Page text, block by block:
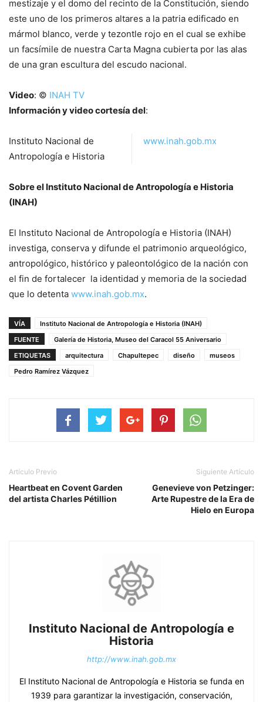
mestizaje y el domo del recinto de la Constitución, siendo
este uno de los primeros altares a la patria edificado en
mármol blanco, verde y tezontle rojo en el cual se exhibe
un facsímile de nuestra Carta Magna cubierta por las alas
de una gran escultura del escudo nacional.
Video: © INAH TV
Información y video cortesía del:
Instituto Nacional de
Antropología e Historia
www.inah.gob.mx
Sobre el Instituto Nacional de Antropología e Historia
(INAH)
El Instituto Nacional de Antropología e Historia (INAH)
investiga, conserva y difunde el patrimonio arqueológico,
antropológico, histórico y paleontológico de la nación con
el fin de fortalecer la identidad y memoria de la sociedad
que lo detenta www.inah.gob.mx.
VÍA
Instituto Nacional de Antropología e Historia (INAH)
FUENTE
Galería de Historia, Museo del Caracol 55 Aniversario
ETIQUETAS
arquitectura Chapultepec diseño
museos
Pedro Ramírez Vázquez
Artículo Previo
Heartbeat en Covent Garden
del artista Charles Pétillion
Siguiente Artículo
Genevieve von Petzinger:
Arte Rupestre de la Era de
Hielo en Europa
Instituto Nacional de Antropología e
Historia
http://www.inah.gob.mx
El Instituto Nacional de Antropología e Historia se funda en
1939 para garantizar la investigación, conservación,